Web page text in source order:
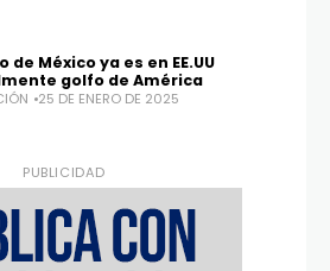
de México ya es en EE.UU
golfo de América
25 DE ENERO DE 2025
PUBLICIDAD